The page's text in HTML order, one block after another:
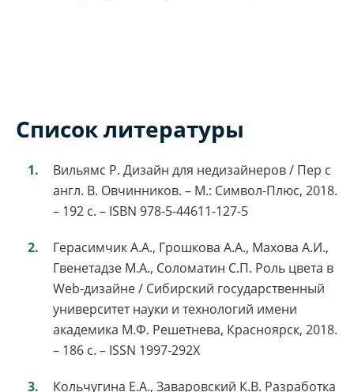
Список литературы
Вильямс Р. Дизайн для недизайнеров / Пер с
англ. В. Овчинников. – М.: Символ-Плюс, 2018.
– 192 с. – ISBN 978-5-44611-127-5
Герасимчик А.А., Грошкова А.А., Махова А.И.,
Гвенетадзе М.А., Соломатин С.П. Роль цвета в
Web-дизайне / Сибирский государственный
университет науки и технологий имени
академика М.Ф. Решетнева, Красноярск, 2018.
– 186 с. – ISSN 1997-292X
Кольчугина Е.А., Заваровский К.В. Разработка